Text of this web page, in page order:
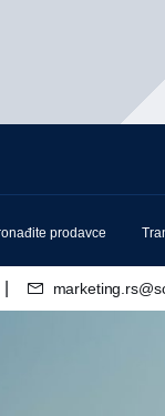
prodavce